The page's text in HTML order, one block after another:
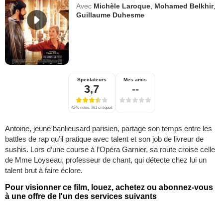
Avec Michèle Laroque Mohamed Belkhir,
Guillaume Duhesme
Spectateurs
3,7
4246 notes, 361 critiques
Mes amis
--
Antoine, jeune banlieusard parisien, partage son temps entre les
battles de rap qu’il pratique avec talent et son job de livreur de
sushis. Lors d’une course à l’Opéra Garnier, sa route croise celle
de Mme Loyseau, professeur de chant, qui détecte chez lui un
talent brut à faire éclore.
Pour visionner ce film, louez, achetez ou abonnez-vous
à une offre de l'un des services suivants